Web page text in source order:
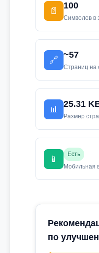
📄
100
Символов в
🔗
~57
Страниц на
📊
25.31
Размер
📱
Есть
Мобильная
по